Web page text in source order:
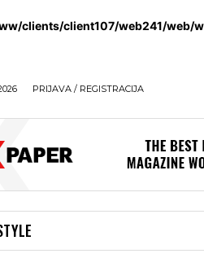
clients/client107/web241/web/
PRIJAVA / REGISTRACIJA